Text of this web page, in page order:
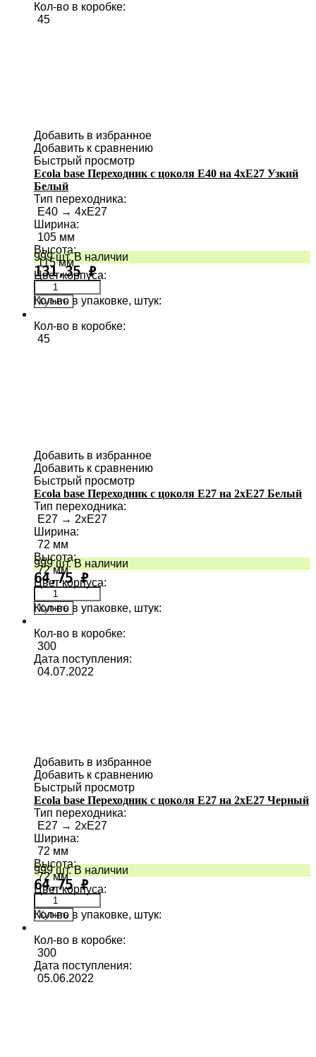
Кол-во в коробке:
45
Добавить в избранное
Добавить к сравнению
Быстрый просмотр
Ecola base Переходник с цоколя E40 на 4хE27 Узкий
Белый
Тип переходника:
E40 → 4хE27
Ширина:
105 мм
Высота:
115 мм
Цвет корпуса:
Кол-во в упаковке, штук:
Кол-во в коробке:
45
999 шт. В наличии
131,35₽
Купить
Добавить в избранное
Добавить к сравнению
Быстрый просмотр
Ecola base Переходник с цоколя E27 на 2хE27 Белый
Тип переходника:
E27 → 2хE27
Ширина:
72 мм
Высота:
72 мм
Цвет корпуса:
Кол-во в упаковке, штук:
Кол-во в коробке:
300
Дата поступления:
04.07.2022
999 шт. В наличии
64,75₽
Купить
Добавить в избранное
Добавить к сравнению
Быстрый просмотр
Ecola base Переходник с цоколя E27 на 2хE27 Черный
Тип переходника:
E27 → 2хE27
Ширина:
72 мм
Высота:
72 мм
Цвет корпуса:
Кол-во в упаковке, штук:
Кол-во в коробке:
300
Дата поступления:
05.06.2022
999 шт. В наличии
64,75₽
Купить